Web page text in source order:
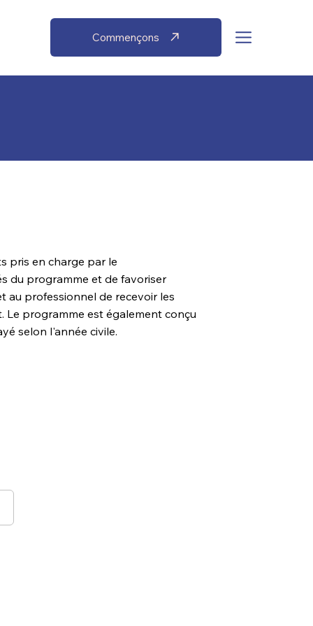
Commençons
pris en charge par le
du programme et de favoriser
au professionnel de recevoir les
Le programme est également conçu
selon l'année civile.